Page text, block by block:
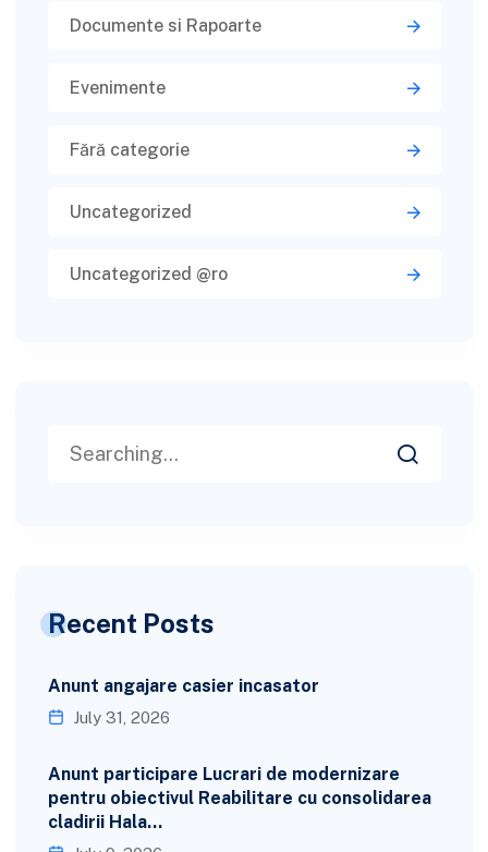
Documente si Rapoarte
Evenimente
Fără categorie
Uncategorized
Uncategorized @ro
Recent Posts
Anunt angajare casier incasator
July 31, 2026
Anunt participare Lucrari de modernizare
pentru obiectivul Reabilitare cu consolidarea
cladirii Hala…